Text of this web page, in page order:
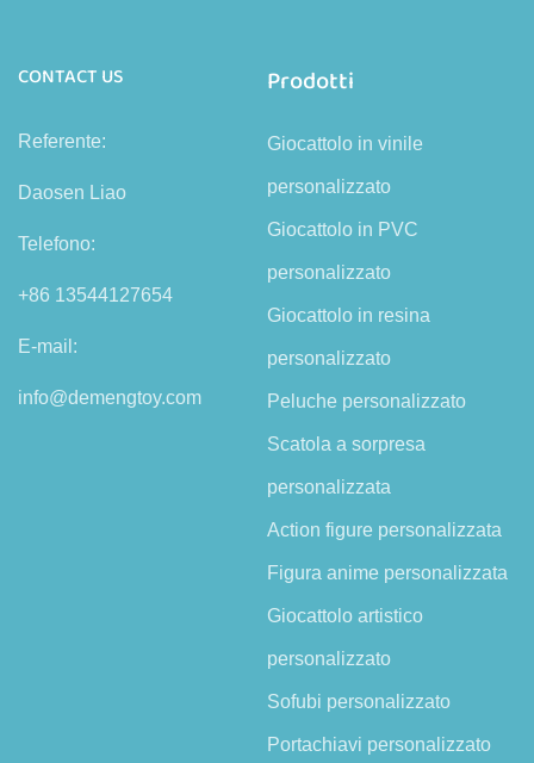
CONTACT US
Referente:
Daosen Liao
Telefono:
+86 13544127654
E-mail:
info@demengtoy.com
Prodotti
Giocattolo in vinile
personalizzato
Giocattolo in PVC
personalizzato
Giocattolo in resina
personalizzato
Peluche personalizzato
Scatola a sorpresa
personalizzata
Action figure personalizzata
Figura anime personalizzata
Giocattolo artistico
personalizzato
Sofubi personalizzato
Portachiavi personalizzato